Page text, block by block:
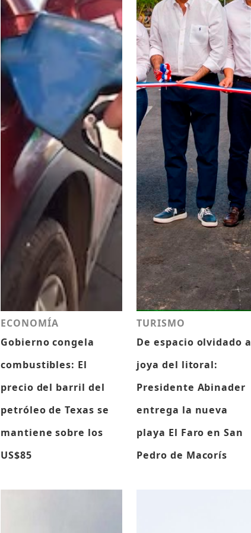
ECONOMÍA
Gobierno congela
combustibles: El
precio del barril del
petróleo de Texas se
mantiene sobre los
US$85
TURISMO
De espacio olvidado a
joya del litoral:
Presidente Abinader
entrega la nueva
playa El Faro en San
Pedro de Macorís